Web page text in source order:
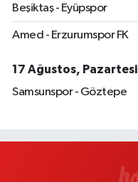
Beşiktaş - Eyüpspor
Amed - Erzurumspor FK
17 Ağustos, Pazartesi
Samsunspor - Göztepe